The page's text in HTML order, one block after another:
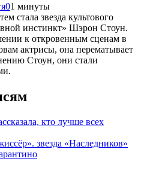
01 минуты
стала звезда культового
инстинкт» Шэрон Стоун.
к откровенным сценам в
актрисы, она перематывает
Стоун, они стали
кто лучше всех
звезда «Наследников»